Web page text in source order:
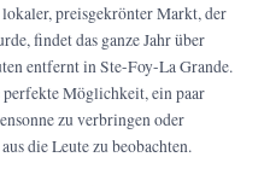
preisgekrönter Markt, der
findet das ganze Jahr über
entfernt in Ste-Foy-La Grande.
perfekte Möglichkeit, ein paar
zu verbringen oder
die Leute zu beobachten.